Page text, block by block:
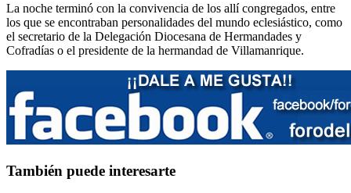
La noche terminó con la convivencia de los allí congregados, entre
los que se encontraban personalidades del mundo eclesiástico, como
el secretario de la Delegación Diocesana de Hermandades y
Cofradías o el presidente de la hermandad de Villamanrique.
También puede interesarte